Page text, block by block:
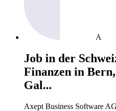
A
Job in der
Finanzen in
Gal...
Axept Business Software AG